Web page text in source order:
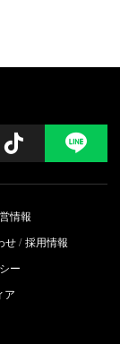
Follow
情報
せ 採用情報
ー
ア